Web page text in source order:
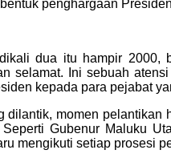
penghargaan
dua itu hampir 2000,
selamat. Ini sebuah
kepada para pejabat
dilantik, momen pelantikan
Gubenur Maluku
mengikuti setiap prosesi